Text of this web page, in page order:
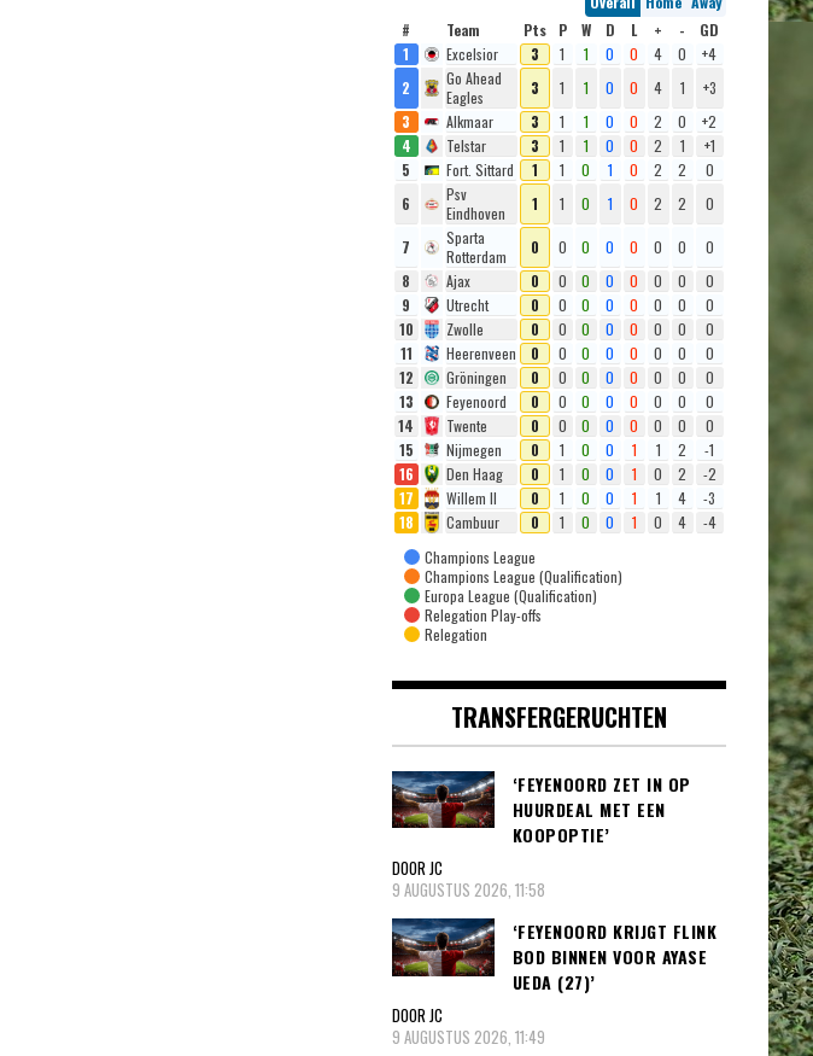
#
Team Pts P W D L + -
GD
1
Excelsior 3 1 1 0 0 4 0
+4
2
Go Ahead
Eagles
3 1 1 0 0 4 1
+3
3
Alkmaar 3 1 1 0 0 2 0
+2
4
Telstar 3 1 1 0 0 2 1
+1
5
Fort. Sittard 1 1 0 1 0 2 2
0
6
Psv
Eindhoven
1 1 0 1 0 2 2 0
7
Sparta
Rotterdam
0 0 0 0 0 0 0
0
8
Ajax 0 0 0 0 0 0 0
0
9
Utrecht 0 0 0 0 0 0 0
0
10
Zwolle 0 0 0 0 0 0 0
0
11
Heerenveen 0 0 0 0 0 0 0
0
12
Gröningen 0 0 0 0 0 0 0
0
13
Feyenoord 0 0 0 0 0 0 0
0
14
Twente 0 0 0 0 0 0 0
0
15
Nijmegen 0 1 0 0 1 1 2
-1
16
Den Haag 0 1 0 0 1 0 2
-2
17
Willem II 0 1 0 0 1 1 4
-3
18
Cambuur 0 1 0 0 1 0 4
-4
Champions League
Champions League (Qualification)
Europa League (Qualification)
Relegation Play-offs
Relegation
TRANSFERGERUCHTEN
‘FEYENOORD ZET IN OP
HUURDEAL MET EEN
KOOPOPTIE’
DOOR JC
9 AUGUSTUS 2026, 11:58
‘FEYENOORD KRIJGT FLINK
BOD BINNEN VOOR AYASE
UEDA (27)’
DOOR JC
9 AUGUSTUS 2026, 11:49